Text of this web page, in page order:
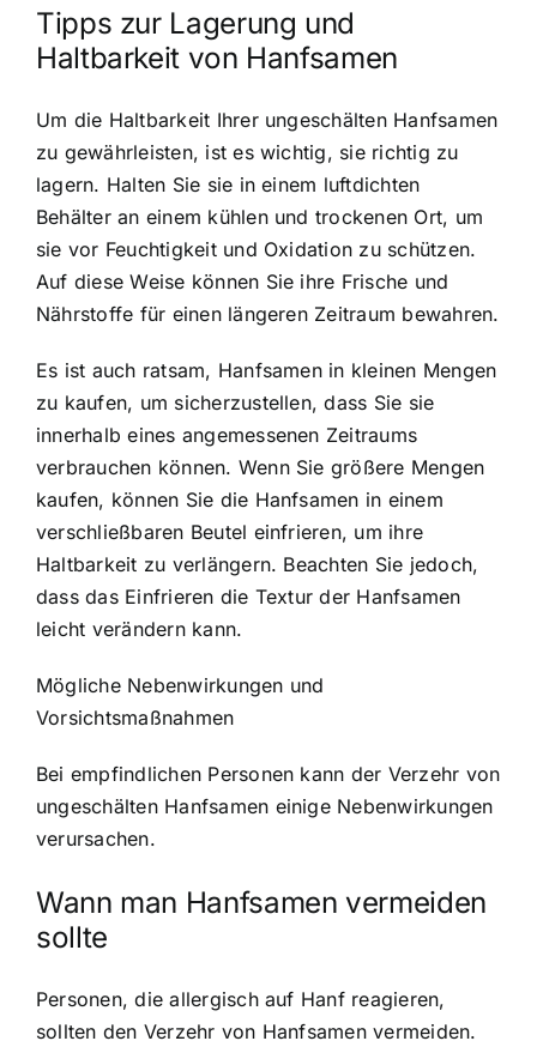
Tipps zur Lagerung und
Haltbarkeit von Hanfsamen
Um die Haltbarkeit Ihrer ungeschälten Hanfsamen
zu gewährleisten, ist es wichtig, sie richtig zu
lagern. Halten Sie sie in einem luftdichten
Behälter an einem kühlen und trockenen Ort, um
sie vor Feuchtigkeit und Oxidation zu schützen.
Auf diese Weise können Sie ihre Frische und
Nährstoffe für einen längeren Zeitraum bewahren.
Es ist auch ratsam, Hanfsamen in kleinen Mengen
zu kaufen, um sicherzustellen, dass Sie sie
innerhalb eines angemessenen Zeitraums
verbrauchen können. Wenn Sie größere Mengen
kaufen, können Sie die Hanfsamen in einem
verschließbaren Beutel einfrieren, um ihre
Haltbarkeit zu verlängern. Beachten Sie jedoch,
dass das Einfrieren die Textur der Hanfsamen
leicht verändern kann.
Mögliche Nebenwirkungen und
Vorsichtsmaßnahmen
Bei empfindlichen Personen kann der Verzehr von
ungeschälten Hanfsamen einige Nebenwirkungen
verursachen.
Wann man Hanfsamen vermeiden
sollte
Personen, die allergisch auf Hanf reagieren,
sollten den Verzehr von Hanfsamen vermeiden.